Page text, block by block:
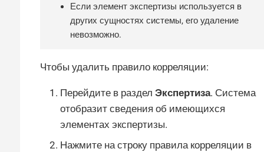
Если элемент экспертизы используется в
других сущностях системы, его удаление
невозможно.
Чтобы удалить правило корреляции:
Перейдите в раздел Экспертиза. Система
отобразит сведения об имеющихся
элементах экспертизы.
Нажмите на строку правила корреляции в